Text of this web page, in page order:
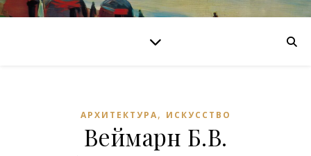
АРХИТЕКТУРА, ИСКУССТВО
Веймарн Б.В.